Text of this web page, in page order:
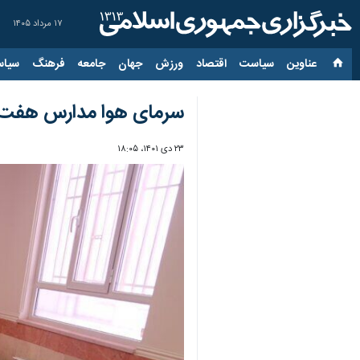
۱۷ مرداد ۱۴۰۵
عناوین‌ سیاست اقتصاد ورزش جهان جامعه فرهنگ
سرمای هوا مدارس هفت
۲۳ دی ۱۴۰۱، ۱۸:۰۵